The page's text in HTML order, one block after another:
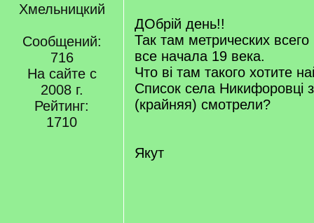
Хмельницкий
Сообщений:
716
На сайте с
2008 г.
Рейтинг:
1710
ДОбрій день!!
Так там метрических
все начала 19 века.
Что ві там такого хотите
Список села Никифоровці
(крайняя) смотрели?
Якут